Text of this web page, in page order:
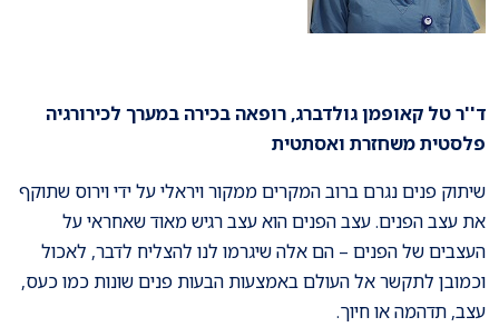
ד''ר טל קאופמן גולדברג, רופאה בכירה במערך לכירורגיה
פלסטית משחזרת ואסתטית
שיתוק פנים נגרם ברוב המקרים ממקור ויראלי על ידי וירוס שתוקף
את עצב הפנים. עצב הפנים הוא עצב רגיש מאוד שאחראי על
העצבים של הפנים – הם אלה שיגרמו לנו להצליח לדבר, לאכול
וכמובן לתקשר אל העולם באמצעות הבעות פנים שונות כמו כעס,
עצב, תדהמה או חיוך.